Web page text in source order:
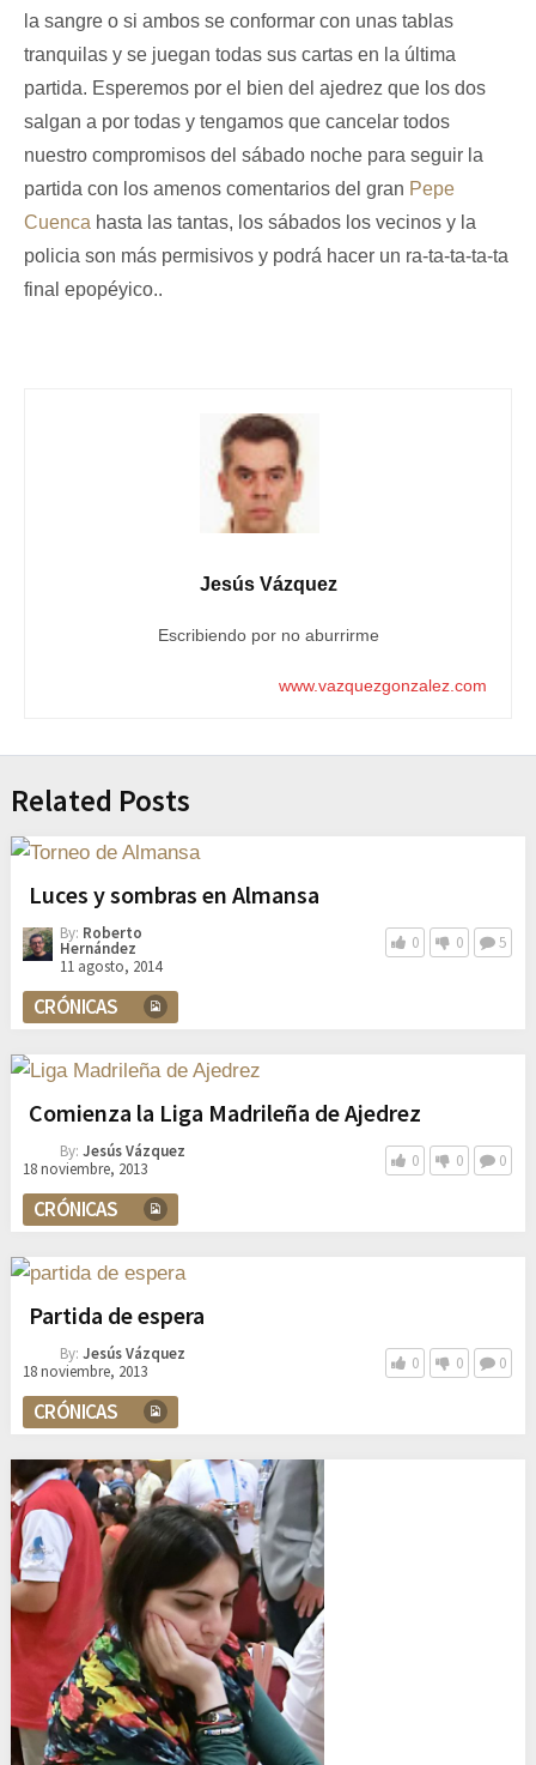
la sangre o si ambos se conformar con unas tablas
tranquilas y se juegan todas sus cartas en la última
partida. Esperemos por el bien del ajedrez que los dos
salgan a por todas y tengamos que cancelar todos
nuestro compromisos del sábado noche para seguir la
partida con los amenos comentarios del gran Pepe
Cuenca hasta las tantas, los sábados los vecinos y la
policia son más permisivos y podrá hacer un ra-ta-ta-ta-ta
final epopéyico..
Jesús Vázquez
Escribiendo por no aburrirme
www.vazquezgonzalez.com
Related Posts
Luces y sombras en Almansa
By: Roberto
Hernández
11 agosto, 2014
0 0 5
CRÓNICAS
Comienza la Liga Madrileña de Ajedrez
By: Jesús Vázquez
18 noviembre, 2013
0 0 0
CRÓNICAS
Partida de espera
By: Jesús Vázquez
18 noviembre, 2013
0 0 0
CRÓNICAS